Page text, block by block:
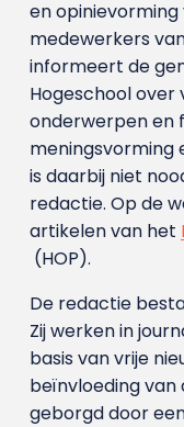
en
medewerkers
informeert de
Hogeschool
onderwerpen en
meningsvorming
is daarbij niet
redactie. Op de
artikelen van het
(HOP).
De redactie
Zij werken in
basis van vrije
beïnvloeding van
geborgd door